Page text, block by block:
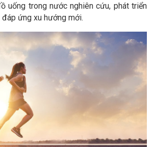
uống trong nước nghiên cứu, phát triển
ứng xu hướng mới.